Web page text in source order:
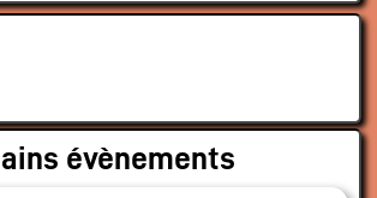
évènements